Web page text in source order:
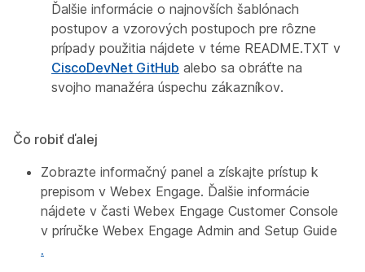
Ďalšie informácie o najnovších šablónach
postupov a vzorových postupoch pre rôzne
prípady použitia nájdete v téme README.TXT v
CiscoDevNet GitHub alebo sa obráťte na
svojho manažéra úspechu zákazníkov.
Čo robiť ďalej
Zobrazte informačný panel a získajte prístup k
prepisom v Webex Engage. Ďalšie informácie
nájdete v časti Webex Engage Customer Console
v príručke Webex Engage Admin and Setup Guide
.